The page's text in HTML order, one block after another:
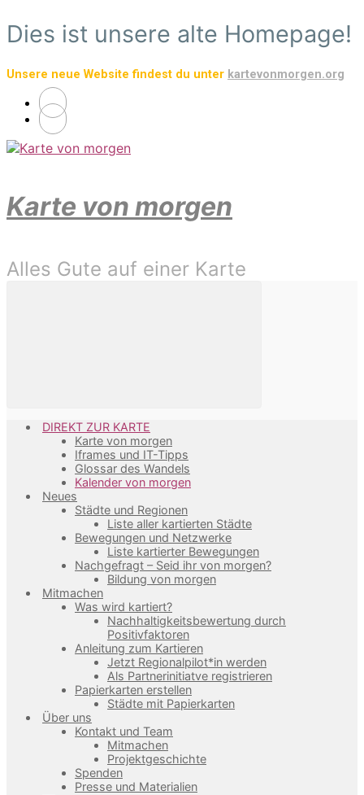
Zum
Hauptinhalt
Dies ist unsere alte Homepage!
Unsere neue Website findest du unter kartevonmorgen.org
Karte von morgen
Alles Gute auf einer Karte
DIREKT ZUR KARTE
Karte von morgen
Iframes und IT-Tipps
Glossar des Wandels
Kalender von morgen
Neues
Städte und Regionen
Liste aller kartierten Städte
Bewegungen und Netzwerke
Liste kartierter Bewegungen
Nachgefragt – Seid ihr von morgen?
Bildung von morgen
Mitmachen
Was wird kartiert?
Nachhaltigkeitsbewertung durch
Positivfaktoren
Anleitung zum Kartieren
Jetzt Regionalpilot*in werden
Als Partnerinitiatve registrieren
Papierkarten erstellen
Städte mit Papierkarten
Über uns
Kontakt und Team
Mitmachen
Projektgeschichte
Spenden
Presse und Materialien